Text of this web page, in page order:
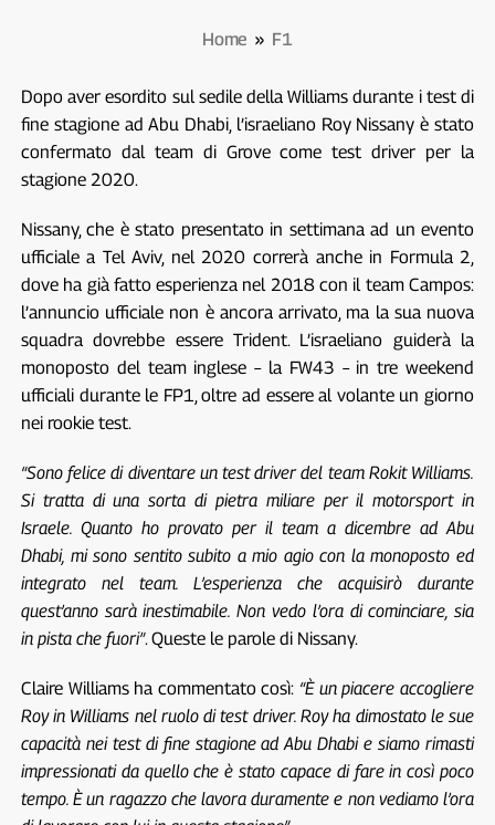
Home » F1
Dopo aver esordito sul sedile della Williams durante i test di
fine stagione ad Abu Dhabi, l’israeliano Roy Nissany è stato
confermato dal team di Grove come test driver per la
stagione 2020.
Nissany, che è stato presentato in settimana ad un evento
ufficiale a Tel Aviv, nel 2020 correrà anche in Formula 2,
dove ha già fatto esperienza nel 2018 con il team Campos:
l’annuncio ufficiale non è ancora arrivato, ma la sua nuova
squadra dovrebbe essere Trident. L’israeliano guiderà la
monoposto del team inglese – la FW43 – in tre weekend
ufficiali durante le FP1, oltre ad essere al volante un giorno
nei rookie test.
“Sono felice di diventare un test driver del team Rokit Williams.
Si tratta di una sorta di pietra miliare per il motorsport in
Israele. Quanto ho provato per il team a dicembre ad Abu
Dhabi, mi sono sentito subito a mio agio con la monoposto ed
integrato nel team. L’esperienza che acquisirò durante
quest’anno sarà inestimabile. Non vedo l’ora di cominciare, sia
in pista che fuori”. Queste le parole di Nissany.
Claire Williams ha commentato così: “È un piacere accogliere
Roy in Williams nel ruolo di test driver. Roy ha dimostato le sue
capacità nei test di fine stagione ad Abu Dhabi e siamo rimasti
impressionati da quello che è stato capace di fare in così poco
tempo. È un ragazzo che lavora duramente e non vediamo l’ora